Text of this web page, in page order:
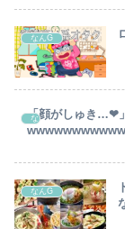
なんG
なんG
「顔がしゅき…❤
なんG